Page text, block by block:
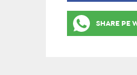
SHARE PE